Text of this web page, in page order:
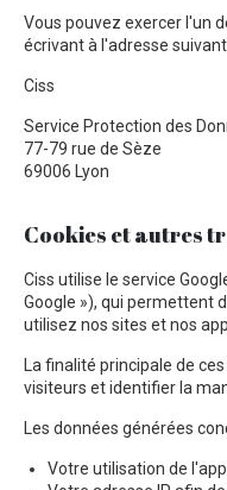
Vous pouvez exercer l'un
écrivant à l'adresse
Ciss
Service Protection des
77-79 rue de Sèze
69006 Lyon
Cookies et autres
Ciss utilise le service
Google »), qui permettent
utilisez nos sites et nos
La finalité principale de
visiteurs et identifier la
Les données générées
Votre utilisation de